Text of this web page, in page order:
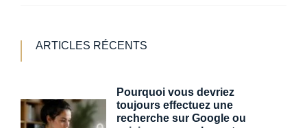
ARTICLES RÉCENTS
Pourquoi vous devriez
toujours effectuez une
recherche sur Google ou